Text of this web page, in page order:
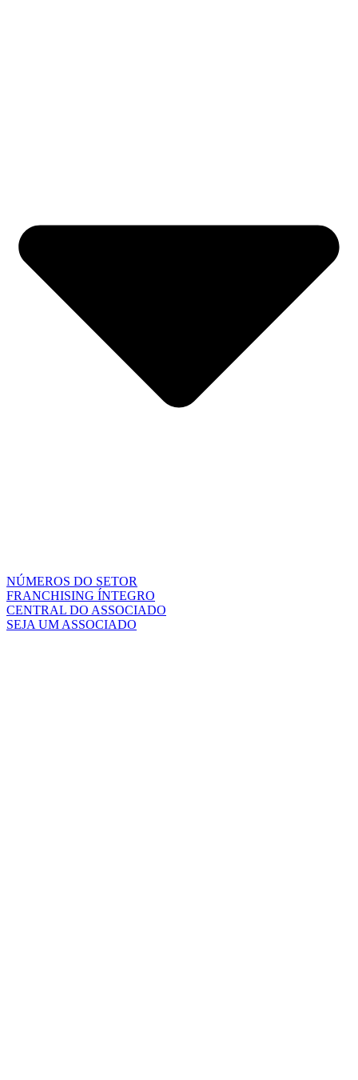
NÚMEROS DO SETOR
FRANCHISING ÍNTEGRO
CENTRAL DO ASSOCIADO
SEJA UM ASSOCIADO